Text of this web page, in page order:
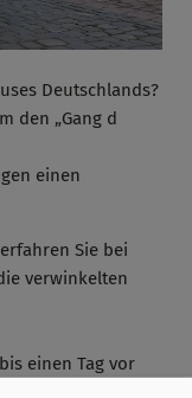
Deutschlands?
den „Gang d
einen
Sie bei
verwinkelten
einen Tag vor